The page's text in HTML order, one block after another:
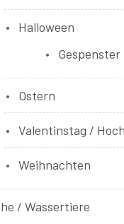
Halloween
Gespenster
Ostern
Valentinstag /
Weihnachten
/ Wassertiere